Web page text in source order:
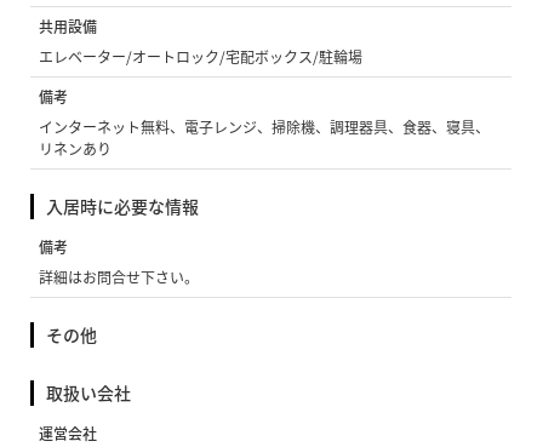
共用設備
エレベーター/オートロック/宅配ボックス/駐輪場
備考
インターネット無料、電子レンジ、掃除機、調理器具、食器、寝具、
リネンあり
入居時に必要な情報
備考
詳細はお問合せ下さい。
その他
取扱い会社
運営会社